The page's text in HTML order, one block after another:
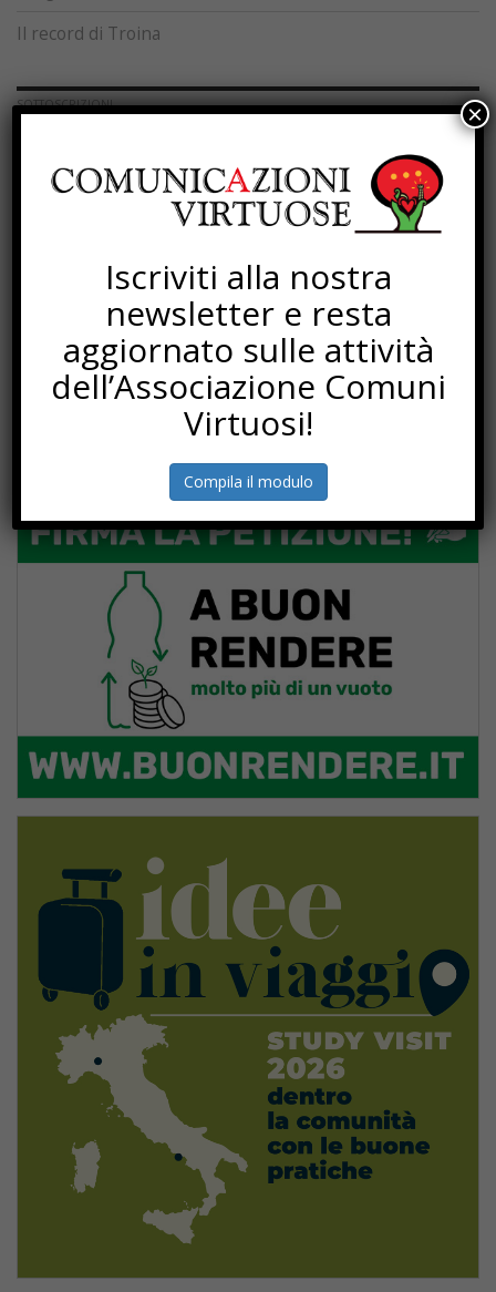
Il record di Troina
SOTTOSCRIZIONI
Iscriviti alla nostra
newsletter e resta
aggiornato sulle attività
dell’Associazione Comuni
Virtuosi!
Compila il modulo
×